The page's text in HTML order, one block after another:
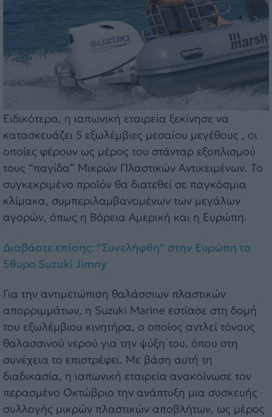
Ειδικότερα, η ιαπωνική εταιρεία ξεκίνησε να
κατασκευάζει 5 εξωλέμβιες μεσαίου μεγέθους , οι
οποίες φέρουν ως μέρος του στάνταρ εξοπλισμού
τους “παγίδα” Μικρών Πλαστικών Αντικειμένων. Το
συγκεκριμένο προϊόν θα διατεθεί σε παγκόσμια
κλίμακα, συμπεριλαμβανομένων των μεγάλων
αγορών, όπως η Βόρεια Αμερική και η Ευρώπη.
Διαβάστε επίσης: “Συνελήφθη” στην Ευρώπη το
5θυρο Suzuki Jimny
Για την αντιμετώπιση θαλάσσιων πλαστικών
απορριμμάτων, η Suzuki Marine εστίασε στη δομή
του εξωλέμβιου κινητήρα, ο οποίος αντλεί τόνους
θαλασσινού νερού για την ψύξη του, όπου στη
συνέχεια το επιστρέφει. Με βάση αυτή τη
διαδικασία, η ιαπωνική εταιρεία ανακοίνωσε τον
περασμένο Οκτώβριο την ανάπτυξη μια συσκευής
συλλογής μικρών πλαστικών αποβλήτων, ως μέρος